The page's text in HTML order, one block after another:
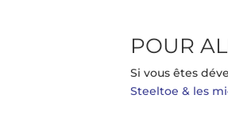
POUR
Si vous êtes
Steeltoe & les